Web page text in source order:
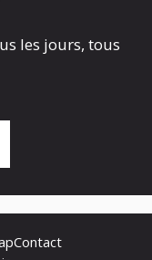
les jours, tous
Contact